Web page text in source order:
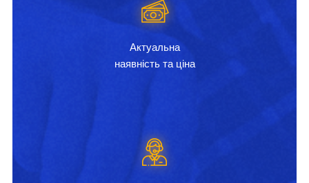
Актуальна
наявність та ціна